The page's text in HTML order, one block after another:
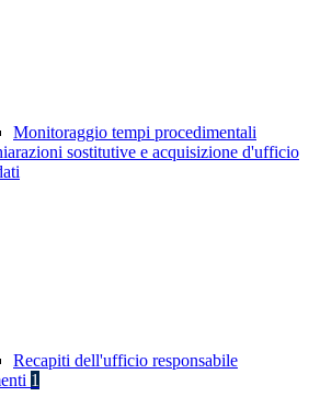
Monitoraggio tempi procedimentali
sostitutive e acquisizione d'ufficio
Recapiti dell'ufficio responsabile
1